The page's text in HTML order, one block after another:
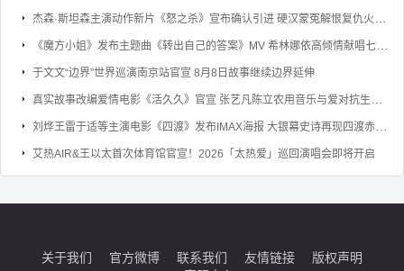
杰森·斯坦森主演动作新片《怒之杀》宣布确认引进 硬汉蒙冤解恨复仇火力全开
《魔方小姐》发布主题曲《转出自己的答案》MV 希林娜依高倾情献唱七旬奶奶勇敢逐梦
于文文“边界”世界巡演南京站官宣 8月8日故事继续边界延伸
真实故事改编爱情电影《活久久》官宣 张艺凡陈立农用音乐与爱对抗生命倒计时
刘烨王雷于适等主演电影《四渡》发布IMAX海报 大银幕史诗再现四渡赤水的军事奇迹
艾热AIR&王以太首次体育馆官宣！2026「太热爱」巡回演唱会即将开启
关于我们 官方微博 联系我们 友情链接
版权声明